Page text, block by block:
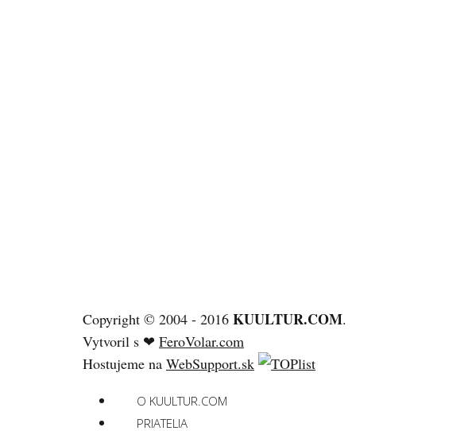
Copyright © 2004 - 2016 KUULTUR.COM.
Vytvoril s ❤ FeroVolar.com
Hostujeme na WebSupport.sk
O KUULTUR.COM
PRIATELIA